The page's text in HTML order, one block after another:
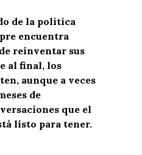
de la política
encuentra
reinventar sus
al final, los
aunque a veces
de
que el
listo para tener.